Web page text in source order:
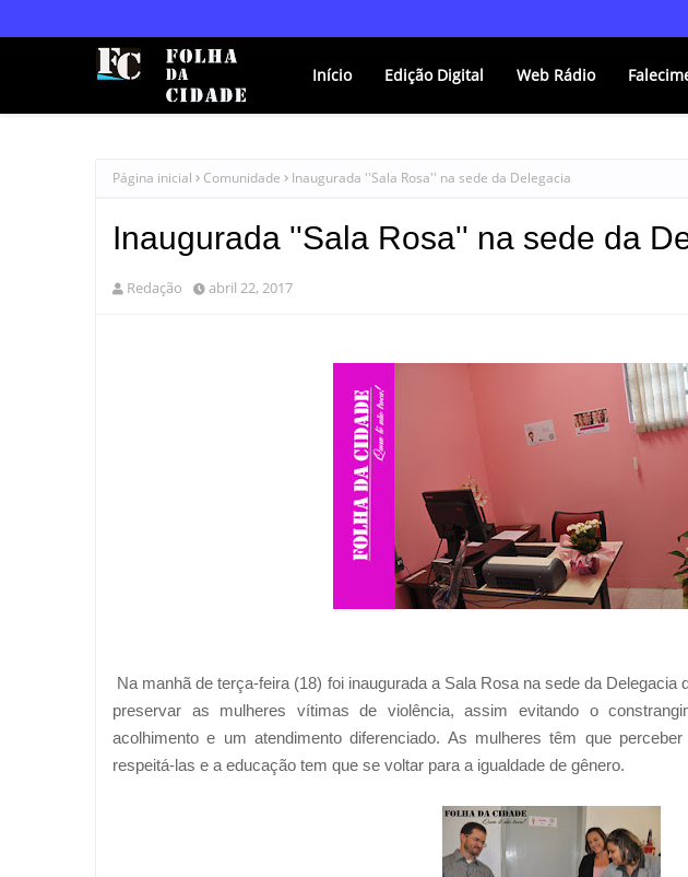
Início Edição Digital Web Rádio
Página inicial Comunidade Inaugurada ''Sala Rosa'' na sede da Delegacia
Inaugurada ''Sala Rosa'' na sede da
Redação abril 22, 2017
Na manhã de terça-feira (18) foi inaugurada a Sala Rosa na sede da
preservar as mulheres vítimas de violência, assim evitando o
acolhimento e um atendimento diferenciado. As mulheres têm que
respeitá-las e a educação tem que se voltar para a igualdade de gênero.